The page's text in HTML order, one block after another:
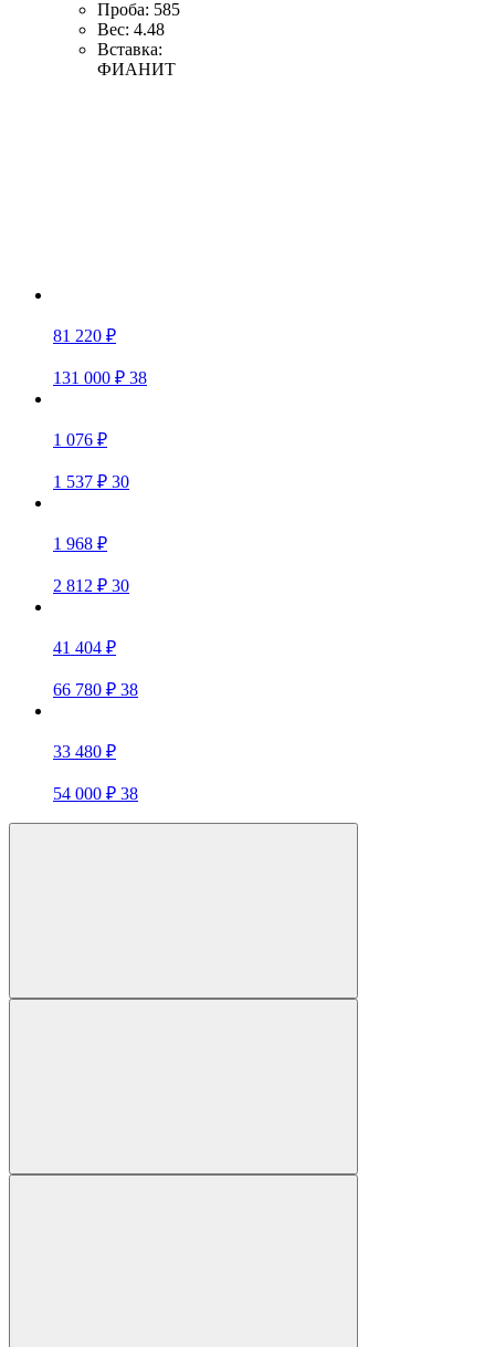
Проба: 585
Вес: 4.48
Вставка:
ФИАНИТ
81 220 ₽
131 000 ₽ 38
1 076 ₽
1 537 ₽ 30
1 968 ₽
2 812 ₽ 30
41 404 ₽
66 780 ₽ 38
33 480 ₽
54 000 ₽ 38